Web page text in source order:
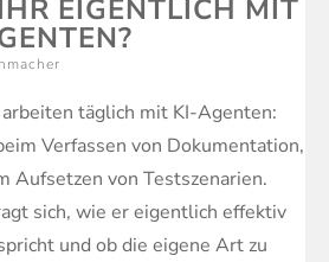
EIGENTLICH MIT
täglich mit KI-Agenten:
Verfassen von Dokumentation,
Aufsetzen von Testszenarien.
sich, wie er eigentlich effektiv
und ob die eigene Art zu